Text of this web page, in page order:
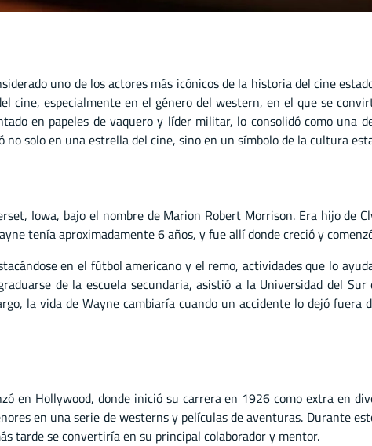
uno de los actores más icónicos de la historia del cine
cine, especialmente en el género del western, en el que se
en papeles de vaquero y líder militar, lo consolidó como una
solo en una estrella del cine, sino en un símbolo de la cultura
Iowa, bajo el nombre de Marion Robert Morrison. Era hijo de
tenía aproximadamente 6 años, y fue allí donde creció y
en el fútbol americano y el remo, actividades que lo
de la escuela secundaria, asistió a la Universidad del
la vida de Wayne cambiaría cuando un accidente lo dejó
en Hollywood, donde inició su carrera en 1926 como extra en
en una serie de westerns y películas de aventuras. Durante
tarde se convertiría en su principal colaborador y mentor.